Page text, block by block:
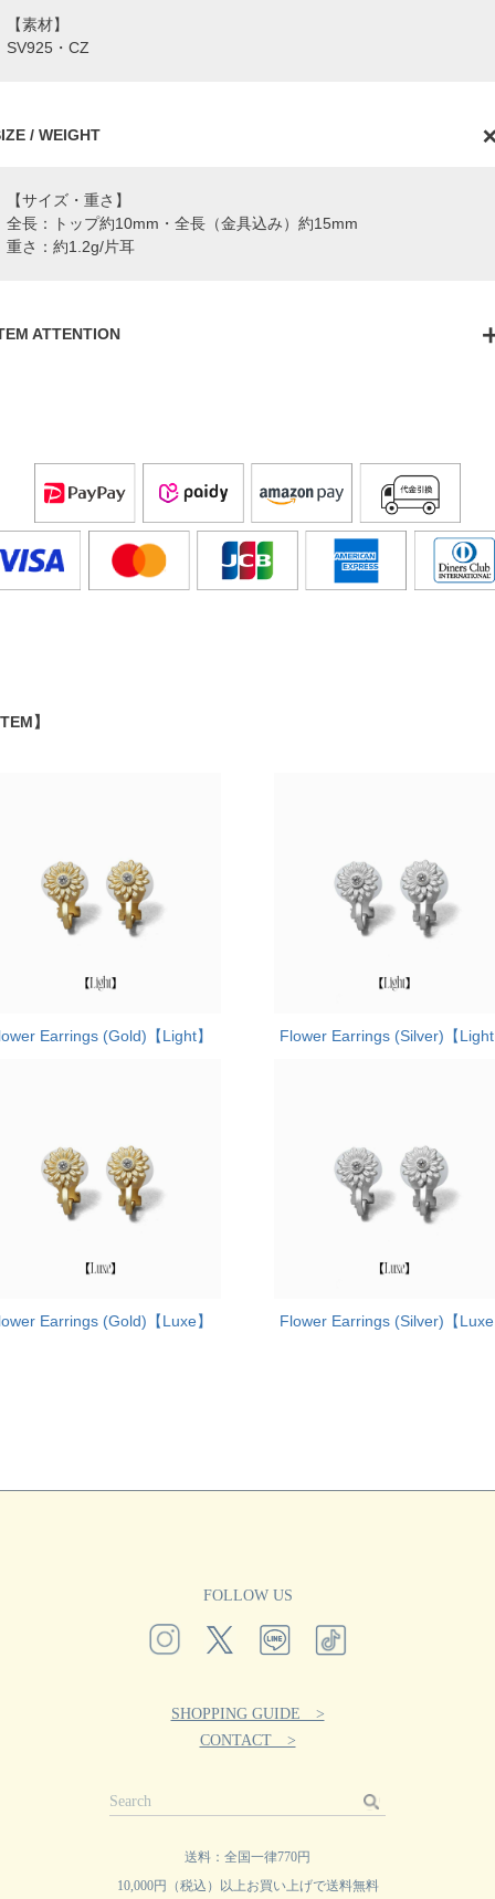
【素材】
SV925・CZ
/ WEIGHT
【サイズ・重さ】
全長：トップ約10mm・全長（金具込み）約15mm
重さ：約1.2g/片耳
ATTENTION
】
Earrings (Gold)【Light】 Flower Earrings (Silver)【Light
Earrings (Gold)【Luxe】 Flower Earrings (Silver)【Luxe
FOLLOW US
SHOPPING GUIDE >
CONTACT >
送料：全国一律770円
10,000円（税込）以上お買い上げで送料無料